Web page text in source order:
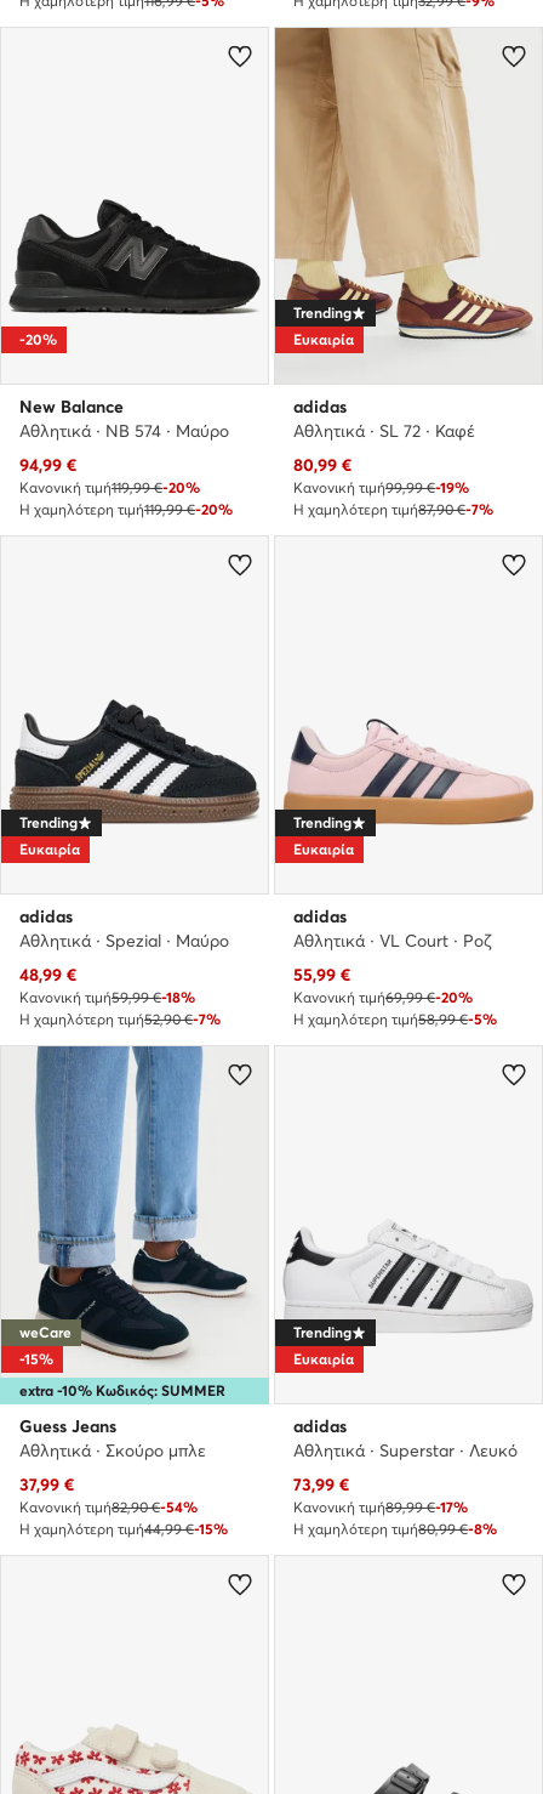
-20%
New Balance
Αθλητικά · NB 574 · Μαύρο
Τρέχουσα τιμή
94,99 €
Κανονική τιμή119,99 €-20%
Η χαμηλότερη τιμή119,99 €-20%
Trending
Ευκαιρία
adidas
Αθλητικά · SL 72 · Καφέ
Τρέχουσα τιμή
80,99 €
Κανονική τιμή99,99 €-19%
Η χαμηλότερη τιμή87,90 €-7%
Trending
Ευκαιρία
adidas
Αθλητικά · Spezial · Μαύρο
Τρέχουσα τιμή
48,99 €
Κανονική τιμή59,99 €-18%
Η χαμηλότερη τιμή52,90 €-7%
Trending
Ευκαιρία
adidas
Αθλητικά · VL Court · Ροζ
Τρέχουσα τιμή
55,99 €
Κανονική τιμή69,99 €-20%
Η χαμηλότερη τιμή58,99 €-5%
extra -10% Κωδικός: SUMMER
weCare
-15%
Guess Jeans
Αθλητικά · Σκούρο μπλε
Τρέχουσα τιμή
37,99 €
Κανονική τιμή82,90 €-54%
Η χαμηλότερη τιμή44,99 €-15%
Trending
Ευκαιρία
adidas
Αθλητικά · Superstar · Λευκό
Τρέχουσα τιμή
73,99 €
Κανονική τιμή89,99 €-17%
Η χαμηλότερη τιμή80,99 €-8%